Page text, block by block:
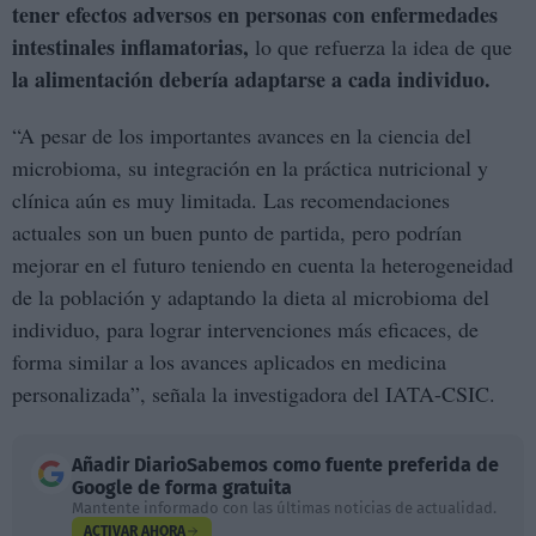
tener efectos adversos en personas con enfermedades
intestinales inflamatorias, lo que refuerza la idea de que
la alimentación debería adaptarse a cada individuo.
“A pesar de los importantes avances en la ciencia del
microbioma, su integración en la práctica nutricional y
clínica aún es muy limitada. Las recomendaciones
actuales son un buen punto de partida, pero podrían
mejorar en el futuro teniendo en cuenta la heterogeneidad
de la población y adaptando la dieta al microbioma del
individuo, para lograr intervenciones más eficaces, de
forma similar a los avances aplicados en medicina
personalizada”, señala la investigadora del IATA-CSIC.
Añadir DiarioSabemos como fuente preferida de
Google de forma gratuita
Mantente informado con las últimas noticias de actualidad.
ACTIVAR AHORA